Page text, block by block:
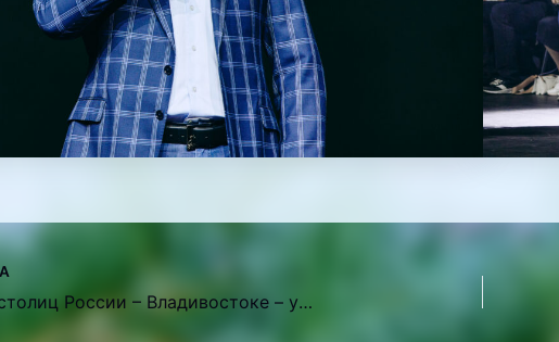
В одной из Молодёжных столиц России – Владивостоке – участники форума «На волне» создадут креативные проекты, отражающие культурные и туристические особенности регионов России